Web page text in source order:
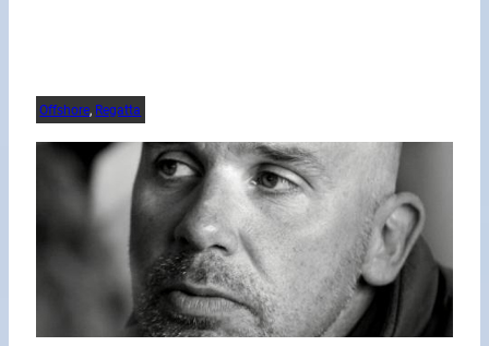
Offshore, Regatta